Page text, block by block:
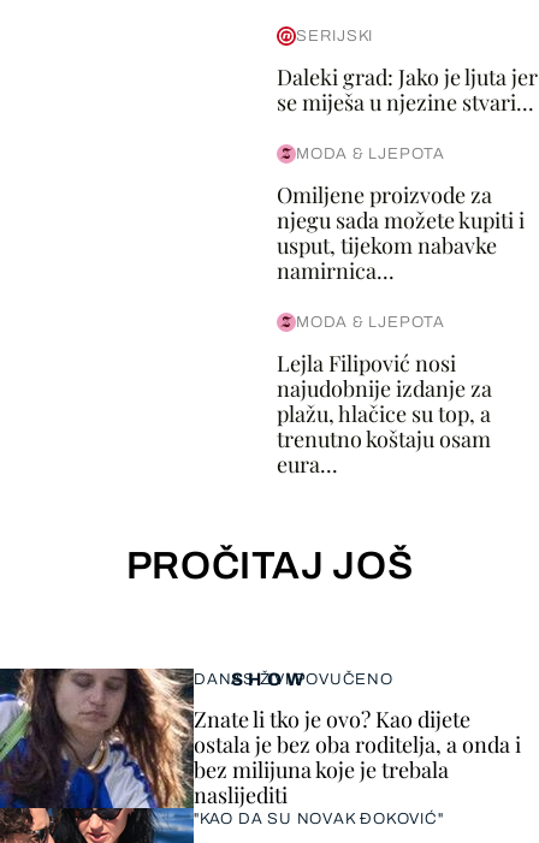
SERIJSKI
Daleki grad: Jako je ljuta jer
se miješa u njezine stvari...
MODA & LJEPOTA
Omiljene proizvode za
njegu sada možete kupiti i
usput, tijekom nabavke
namirnica...
MODA & LJEPOTA
Lejla Filipović nosi
najudobnije izdanje za
plažu, hlačice su top, a
trenutno koštaju osam
eura...
PROČITAJ JOŠ
SHOW
DANAS ŽIVI POVUČENO
Znate li tko je ovo? Kao dijete
ostala je bez oba roditelja, a onda i
bez milijuna koje je trebala
naslijediti
"KAO DA SU NOVAK ĐOKOVIĆ"